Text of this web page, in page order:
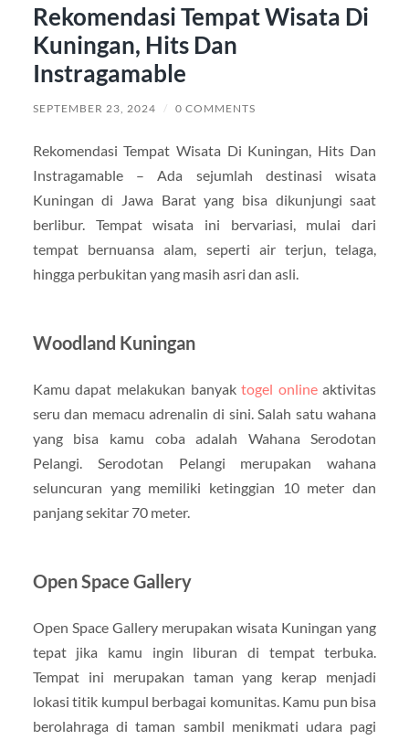
Rekomendasi Tempat Wisata Di
Kuningan, Hits Dan
Instragamable
SEPTEMBER 23, 2024 / 0 COMMENTS
Rekomendasi Tempat Wisata Di Kuningan, Hits Dan
Instragamable – Ada sejumlah destinasi wisata
Kuningan di Jawa Barat yang bisa dikunjungi saat
berlibur. Tempat wisata ini bervariasi, mulai dari
tempat bernuansa alam, seperti air terjun, telaga,
hingga perbukitan yang masih asri dan asli.
Woodland Kuningan
Kamu dapat melakukan banyaktogel onlineaktivitas
seru dan memacu adrenalin di sini. Salah satu wahana
yang bisa kamu coba adalah Wahana Serodotan
Pelangi. Serodotan Pelangi merupakan wahana
seluncuran yang memiliki ketinggian 10 meter dan
panjang sekitar 70 meter.
Open Space Gallery
Open Space Gallery merupakan wisata Kuningan yang
tepat jika kamu ingin liburan di tempat terbuka.
Tempat ini merupakan taman yang kerap menjadi
lokasi titik kumpul berbagai komunitas. Kamu pun bisa
berolahraga di taman sambil menikmati udara pagi